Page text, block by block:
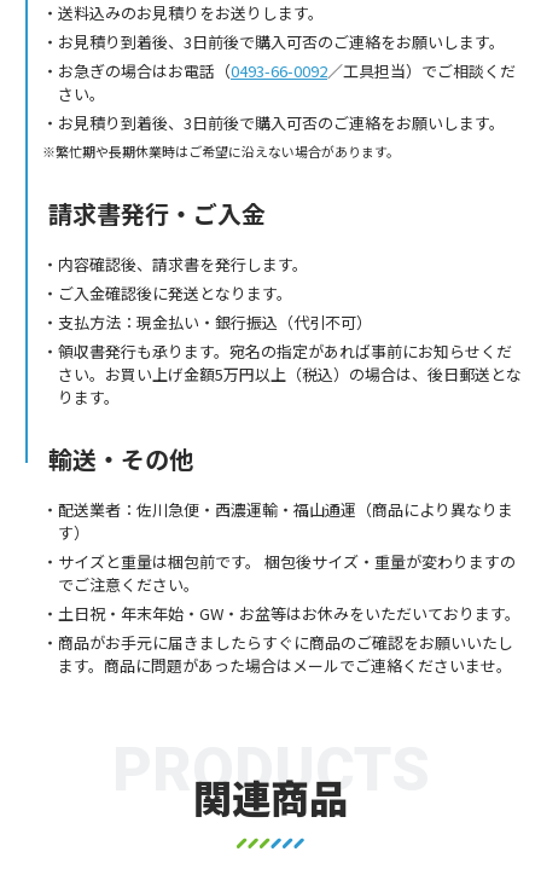
送料込みのお見積りをお送りします。
お見積り到着後、3日前後で購入可否のご連絡をお願いします。
お急ぎの場合はお電話（0493-66-0092／工具担当）でご相談くだ
さい。
お見積り到着後、3日前後で購入可否のご連絡をお願いします。
繁忙期や長期休業時はご希望に沿えない場合があります。
請求書発行・ご入金
内容確認後、請求書を発行します。
ご入金確認後に発送となります。
支払方法：現金払い・銀行振込（代引不可）
領収書発行も承ります。宛名の指定があれば事前にお知らせくだ
さい。お買い上げ金額5万円以上（税込）の場合は、後日郵送とな
ります。
輸送・その他
配送業者：佐川急便・西濃運輸・福山通運（商品により異なりま
す）
サイズと重量は梱包前です。 梱包後サイズ・重量が変わりますの
でご注意ください。
土日祝・年末年始・GW・お盆等はお休みをいただいております。
商品がお手元に届きましたらすぐに商品のご確認をお願いいたし
ます。商品に問題があった場合はメールでご連絡くださいませ。
関連商品
PRODUCTS